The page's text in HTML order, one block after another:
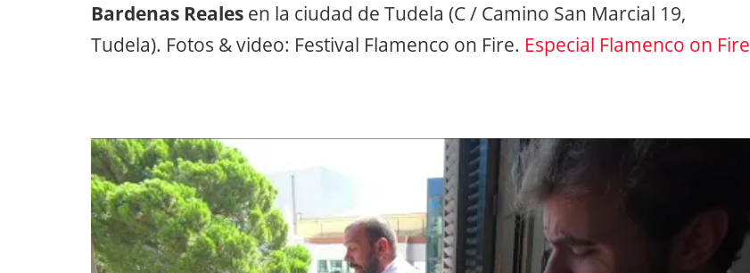
Bardenas Reales en la ciudad de Tudela (C / Camino San Marcial 19,
Tudela). Fotos & video: Festival Flamenco on Fire. Especial Flamenco on Fire